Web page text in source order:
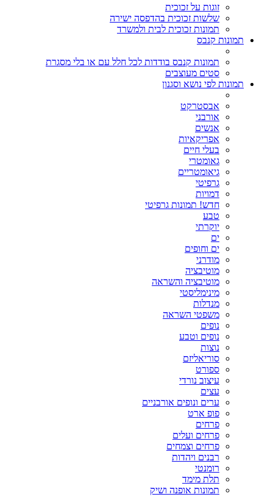
זוגות על זכוכית
שלשות זכוכית בהדפסה ישירה
תמונות זכוכית לבית ולמשרד
תמונות קנבס
תמונות קנבס בודדות לכל חלל עם או בלי מסגרת
סטים מעוצבים
תמונות לפי נושא וסגנון
אבסטרקט
אורבני
אנשים
אפריקאיות
בעלי חיים
גאומטרי
גיאומטריים
גרפיטי
דמויות
חדש! תמונות גרפיטי
טבע
יוקרתי
ים
ים וחופים
מודרני
מוטיבציה
מוטיבציה והשראה
מינימליסטי
מנדלות
משפטי השראה
נופים
נופים וטבע
נוצות
סוריאליזם
ספורט
עיצוב נורדי
עצים
ערים ונופים אורבניים
פופ ארט
פרחים
פרחים ועלים
פרחים וצמחים
רבנים ויהדות
רומנטי
תלת מימד
תמונות אופנה ושיק